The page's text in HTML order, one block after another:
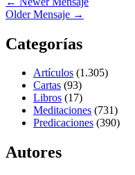
Older Mensaje →
Categorías
Artículos (1.305)
Cartas (93)
Libros (17)
Meditaciones (731)
Predicaciones (390)
Autores